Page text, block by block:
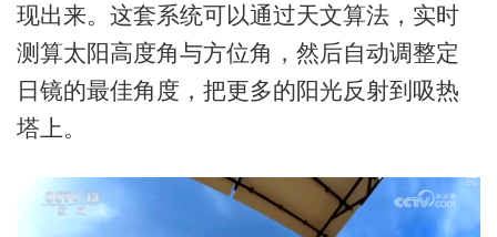
现出来。这套系统可以通过天文算法，实时
测算太阳高度角与方位角，然后自动调整定
日镜的最佳角度，把更多的阳光反射到吸热
塔上。